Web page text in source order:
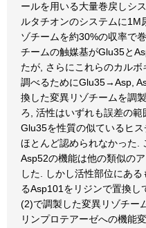
ールを用いる大量巻戻しシ
ルタチオンのシステムに1M
ゾチームを約30%の収率で
チームの触媒基がGlu35と
たが, さらにこれらのカル
調べるためにGlu35→Asp,
換した変異リゾチームを調
ろ, 活性はいずれも誤差の
Glu35を性質の似ているヒ
ほとんど認められなかった.
Asp52の機能は他の類似の
した. しかし活性部位にあ
るAsp101をリジンで置換し
(2)で調製した変異リゾチー
リンプロテアーゼへの機能